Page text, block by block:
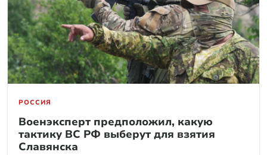
РОССИЯ
Военэксперт предположил, какую
тактику ВС РФ выберут для взятия
Славянска